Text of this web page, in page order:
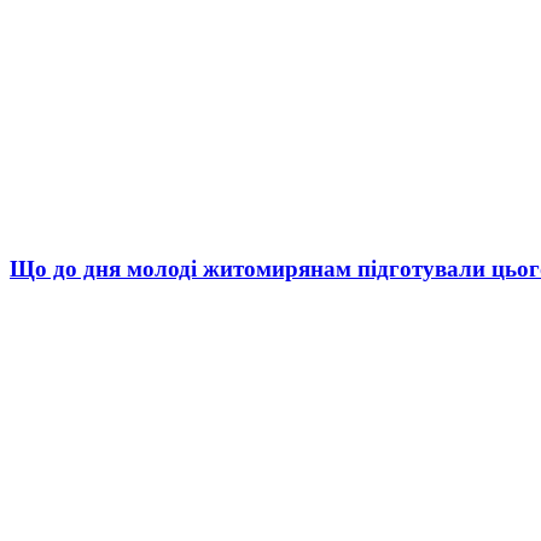
Що до дня молоді житомирянам підготували